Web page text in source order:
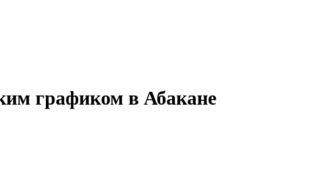
графиком в Абакане